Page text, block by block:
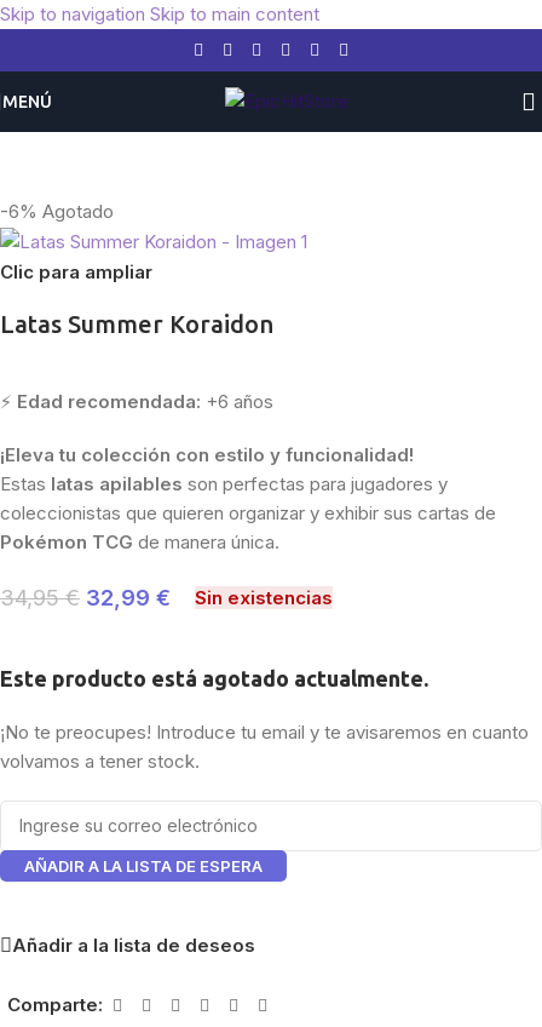
Skip to navigation Skip to main content
MENÚ
-6% Agotado
Clic para ampliar
Latas Summer Koraidon
⚡ Edad recomendada: +6 años
¡Eleva tu colección con estilo y funcionalidad!
Estas latas apilables son perfectas para jugadores y
coleccionistas que quieren organizar y exhibir sus cartas de
Pokémon TCG de manera única.
34,95€ 32,99 € Sin existencias
Este producto está agotado actualmente.
¡No te preocupes! Introduce tu email y te avisaremos en cuanto
volvamos a tener stock.
AÑADIR A LA LISTA DE ESPERA
Añadir a la lista de deseos
Comparte: